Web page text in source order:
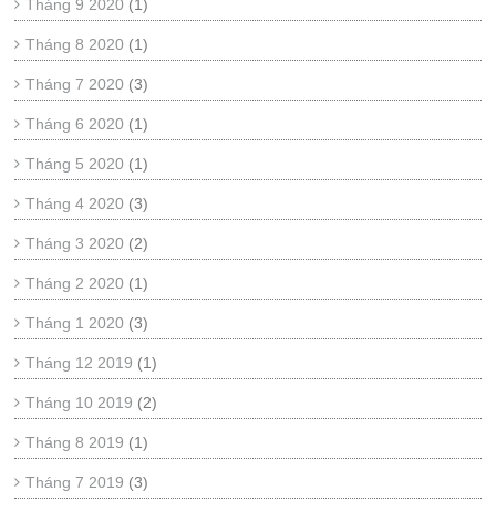
Tháng 9 2020 (1)
Tháng 8 2020 (1)
Tháng 7 2020 (3)
Tháng 6 2020 (1)
Tháng 5 2020 (1)
Tháng 4 2020 (3)
Tháng 3 2020 (2)
Tháng 2 2020 (1)
Tháng 1 2020 (3)
Tháng 12 2019 (1)
Tháng 10 2019 (2)
Tháng 8 2019 (1)
Tháng 7 2019 (3)